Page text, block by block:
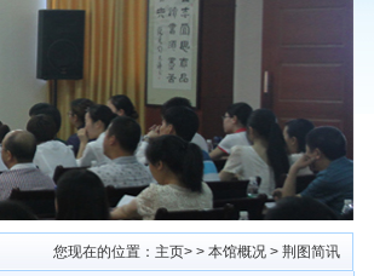
您现在的位置： 主页>> 本馆概况> 荆图简讯